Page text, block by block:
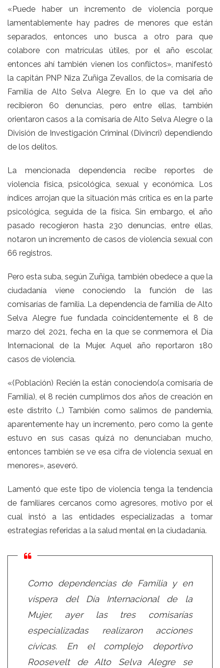
«Puede haber un incremento de violencia porque
lamentablemente hay padres de menores que están
separados, entonces uno busca a otro para que
colabore con matrículas útiles, por el año escolar,
entonces ahí también vienen los conflictos», manifestó
la capitán PNP Niza Zuñiga Zevallos, de la comisaría de
Familia de Alto Selva Alegre. En lo que va del año
recibieron 60 denuncias, pero entre ellas, también
orientaron casos a la comisaría de Alto Selva Alegre o la
División de Investigación Criminal (Divincri) dependiendo
de los delitos.
La mencionada dependencia recibe reportes de
violencia física, psicológica, sexual y económica. Los
índices arrojan que la situación más crítica es en la parte
psicológica, seguida de la física. Sin embargo, el año
pasado recogieron hasta 230 denuncias, entre ellas,
notaron un incremento de casos de violencia sexual con
66 registros.
Pero esta suba, según Zuñiga, también obedece a que la
ciudadanía viene conociendo la función de las
comisarías de familia. La dependencia de familia de Alto
Selva Alegre fue fundada coincidentemente el 8 de
marzo del 2021, fecha en la que se conmemora el Día
Internacional de la Mujer. Aquel año reportaron 180
casos de violencia.
«(Población) Recién la están conociendo(a comisaría de
Familia), el 8 recién cumplimos dos años de creación en
este distrito (…) También como salimos de pandemia,
aparentemente hay un incremento, pero como la gente
estuvo en sus casas quizá no denunciaban mucho,
entonces también se ve esa cifra de violencia sexual en
menores», aseveró.
Lamentó que este tipo de violencia tenga la tendencia
de familiares cercanos como agresores, motivo por el
cual instó a las entidades especializadas a tomar
estrategias referidas a la salud mental en la ciudadanía.
Como dependencias de Familia y en
víspera del Día Internacional de la
Mujer, ayer las tres comisarías
especializadas realizaron acciones
cívicas. En el complejo deportivo
Roosevelt de Alto Selva Alegre se